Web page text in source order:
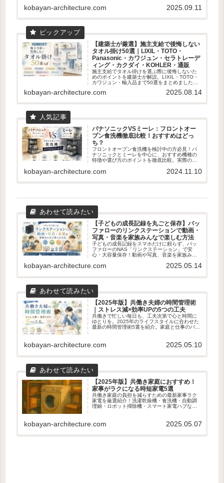
kobayan-architecture.com 2025.09.11
【建築士が厳選】施主支給で後悔しない
タオル掛け50選｜LIXIL・TOTO・
Panasonic・カワジュン・セラトレーデ
ィング・カクダイ・KOHLER・通販
施主支給でタオル掛けを選ぶ際に後悔しないた
めのポイントを建築士が解説。LIXIL・TOTO・
カワジュン・輸入品まで50選をまとめました。
kobayan-architecture.com 2025.08.14
パナソニックVSミーレ：フロントオー
プン食洗機徹底比較！おすすめはどっ
ち？
フロントオープン食洗機を検討中の方必見！パ
ナソニックとミーレを中心に、おすすめ機種の
特徴や選び方のポイントを徹底比較。実際のユ
びをサポートします。容量、乾燥機能、使いや
kobayan-architecture.com 2024.11.10
【子どもの成長記録を丸ごと保存】バッ
ファローのリンクステーションで動画・
写真・音楽を家族みんなで楽しむ方法
子どもの成長記録をスマホだけに頼らず、バッ
ファローのNAS「リンクステーション」で安
心・大容量保存！動画や写真、音楽を家族みん
トをわかりやすく解説します。
kobayan-architecture.com 2025.05.14
【2025年版】共働き夫婦の時間管理術
｜ストレス減×効率UPの5つの工夫
共働きで忙しい毎日も、工夫次第で心と時間に
ゆとりを。2025年のライフスタイルに合わせた
最新の時間管理術5選を紹介。家庭と仕事のバラ
kobayan-architecture.com 2025.05.10
【2025年版】共働き家庭におすすめ！
家事がラクになる時短家電5選
共働き家庭の負担を減らすための最新家事ラク
家電を厳選紹介！洗濯乾燥機・食洗機・自動調
理鍋・ロボット掃除機・スマート家電ハブな
kobayan-architecture.com 2025.05.07